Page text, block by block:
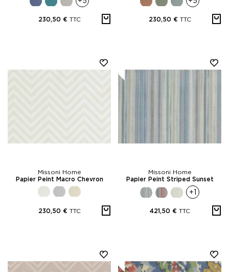
230,50 € TTC 230,50 € TTC
Missoni Home
Papier Peint Macro Chevron
230,50 € TTC
Missoni Home
Papier Peint Striped Sunset
+1
421,50 € TTC